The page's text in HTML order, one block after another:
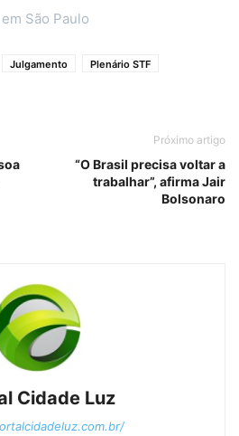
São Paulo
Julgamento
Plenário STF
Próximo artigo
“O Brasil precisa voltar a
trabalhar”, afirma Jair
Bolsonaro
Cidade Luz